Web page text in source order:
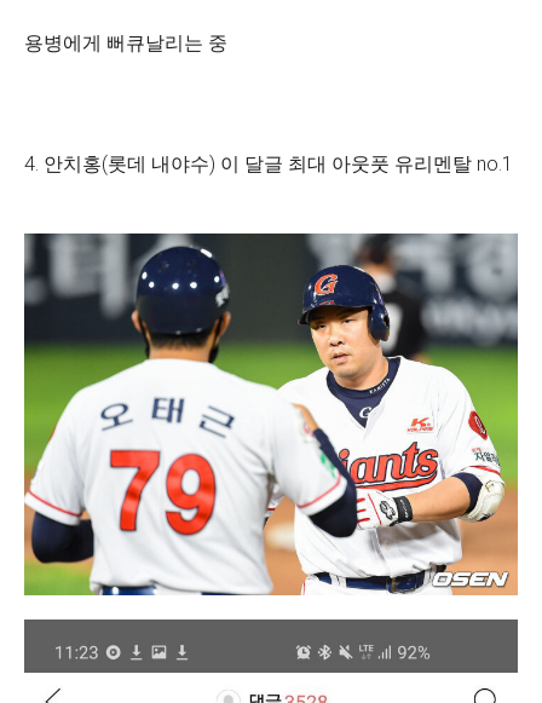
용병에게 뻐큐날리는 중
4. 안치홍(롯데 내야수) 이 달글 최대 아웃풋 유리멘탈 no.1